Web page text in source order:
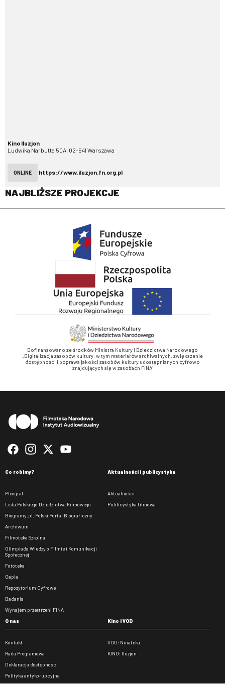
Kino Iluzjon
Ludwika Narbutta 50A, 02-541 Warszawa
ONLINE https://www.iluzjon.fn.org.pl
NAJBLIŻSZE PROJEKCJE
Dofinansowano ze środków Ministra Kultury i Dziedzictwa Narodowego
„Digitalizacja zasobów kultury, w tym materiałów archiwalnych, zwiększenie
dostępności i poprawa jakości zasobów kultury udostępnianych cyfrowo
znajdujących się w zasobach FINA”
Co robimy?
Pleograf
Lista Polskiego Dziedzictwa Filmowego
Biogramy.pl. Polski Portal Biograficzny
Archiwum
Filmoteka Szkolna
Olimpiada Wiedzy o Filmie i Komunikacji
Społecznej
Fototeka
Gapla
Repozytorium Cyfrowe
Badania
Wynajem przestrzeni FINA
Aktualności i publicystyka
Aktualności
Publicystyka filmowa
O nas
Kontakt
Rada Programowa
Deklaracja dostępności
Polityka antykorupcyjna
Kino i VOD
VOD: Ninateka
KINO: Iluzjon